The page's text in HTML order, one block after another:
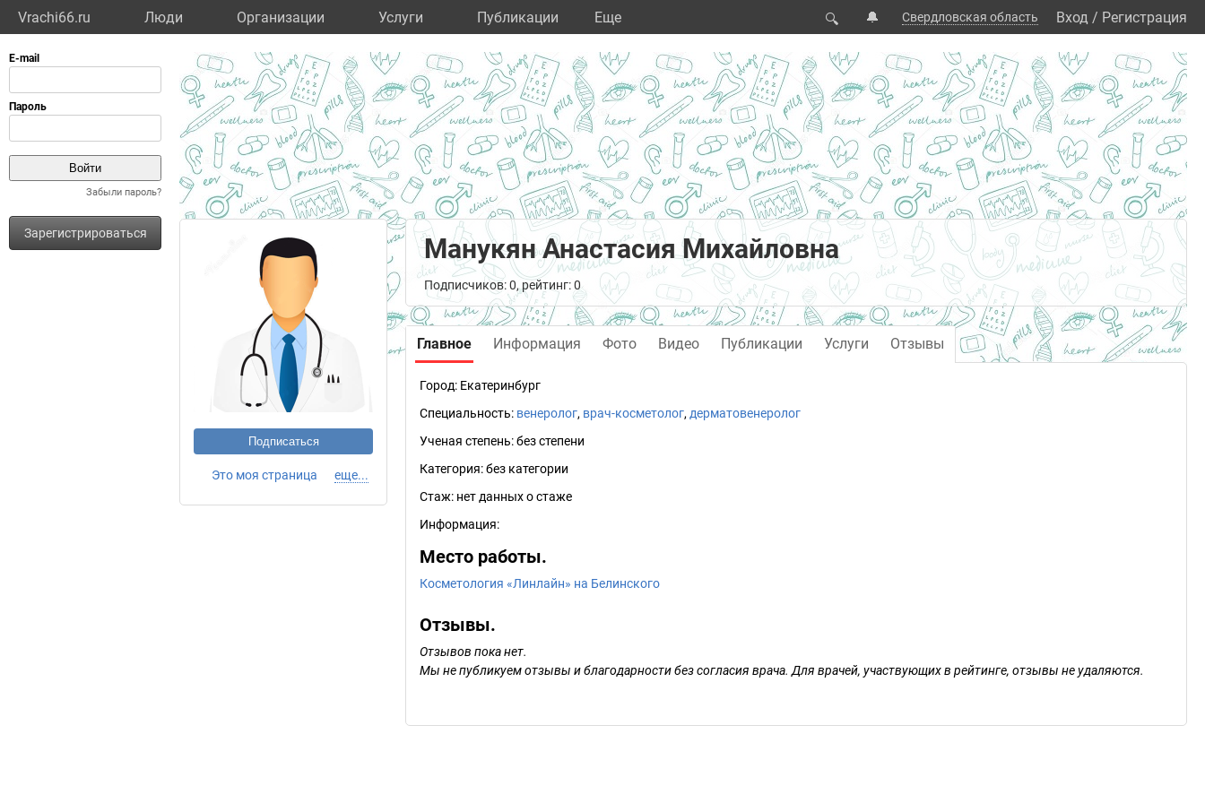
Vrachi66.ru Люди Организации Услуги Публикации Eще 🔍 🔔 Свердловская область Вход / Регистрация
Забыли пароль?
Зарегистрироваться
Подписаться
Это моя страница еще...
Манукян Анастасия Михайловна
Подписчиков: 0, рейтинг: 0
Главное Информация Фото Видео Публикации Услуги Отзывы
Город: Екатеринбург
Специальность: венеролог, врач-косметолог, дерматовенеролог
Ученая степень:без степени
Категория:без категории
Стаж: нет данных о стаже
Информация:
Место работы.
Косметология «Линлайн» на Белинского
Отзывы.
Отзывов пока нет.
Мы не публикуем отзывы и благодарности без согласия врача. Для врачей, участвующих в рейтинге, отзывы не удаляются.